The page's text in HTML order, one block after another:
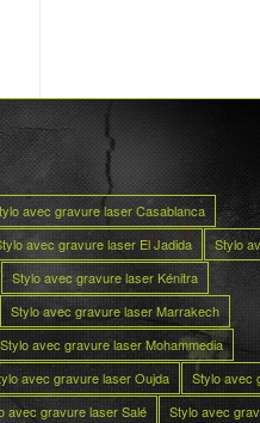
avec gravure laser Casablanca
avec gravure laser El Jadida
Stylo
Stylo avec gravure laser Kénitra
Stylo avec gravure laser Marrakech
Stylo avec gravure laser Mohammedia
avec gravure laser Oujda
Stylo avec
avec gravure laser Salé
Stylo avec